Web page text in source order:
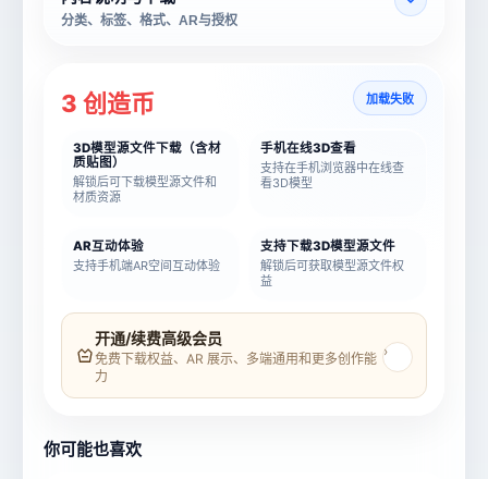
分类、标签、格式、AR与授权
模型名称
3 创造币 加载失败
3D模型源文件下载（含材
质贴图）
解锁后可下载模型源文件和
材质资源
手机在线3D查看
支持在手机浏览器中在线查
看3D模型
AR互动体验
支持手机端AR空间互动体验
支持下载3D模型源文件
解锁后可获取模型源文件权
益
开通/续费高级会员
免费下载权益、AR 展示、多端通用和更多创作能
力
›
你可能也喜欢